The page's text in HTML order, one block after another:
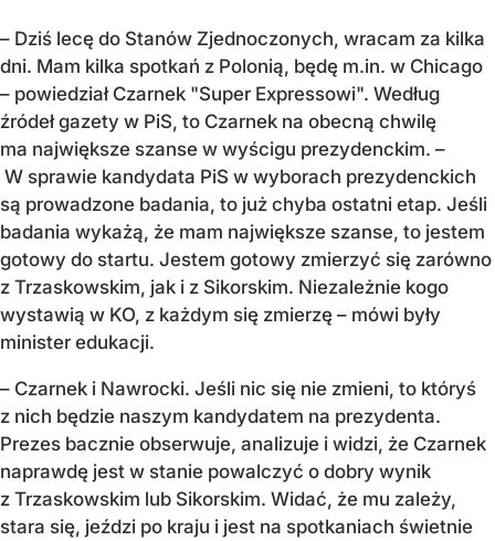
– Dziś lecę do Stanów Zjednoczonych, wracam za kilka
dni. Mam kilka spotkań z Polonią, będę m.in. w Chicago
– powiedział Czarnek "Super Expressowi". Według
źródeł gazety w PiS, to Czarnek na obecną chwilę
ma największe szanse w wyścigu prezydenckim. –
W sprawie kandydata PiS w wyborach prezydenckich
są prowadzone badania, to już chyba ostatni etap. Jeśli
badania wykażą, że mam największe szanse, to jestem
gotowy do startu. Jestem gotowy zmierzyć się zarówno
z Trzaskowskim, jak i z Sikorskim. Niezależnie kogo
wystawią w KO, z każdym się zmierzę – mówi były
minister edukacji.
– Czarnek i Nawrocki. Jeśli nic się nie zmieni, to któryś
z nich będzie naszym kandydatem na prezydenta.
Prezes bacznie obserwuje, analizuje i widzi, że Czarnek
naprawdę jest w stanie powalczyć o dobry wynik
z Trzaskowskim lub Sikorskim. Widać, że mu zależy,
stara się, jeździ po kraju i jest na spotkaniach świetnie